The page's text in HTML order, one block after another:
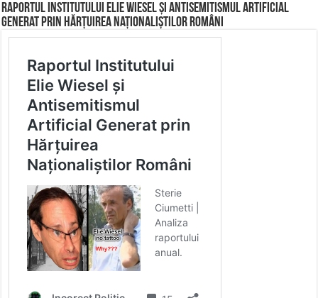
Raportul Institutului Elie Wiesel și Antisemitismul Artificial
Generat prin Hărțuirea Naționaliștilor Români